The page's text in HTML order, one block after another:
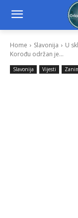
Home Slavonija
U
Korođu održan je...
Slavonija Vijesti